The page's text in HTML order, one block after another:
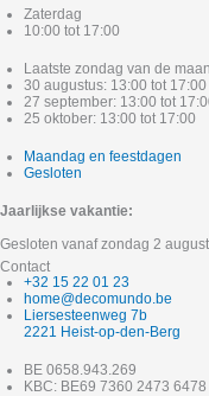
Zaterdag
10:00 tot 17:00
Laatste zondag van de
30 augustus: 13:00 tot 17:00
27 september: 13:00 tot
25 oktober: 13:00 tot 17:00
Maandag en feestdagen
Gesloten
Jaarlijkse vakantie:
Gesloten vanaf zondag 2
Contact
+32 15 22 01 23
home@decomundo.be
Liersesteenweg 7b
2221 Heist-op-den-Berg
BE 0658.943.269
KBC: BE69 7360 2473 6478